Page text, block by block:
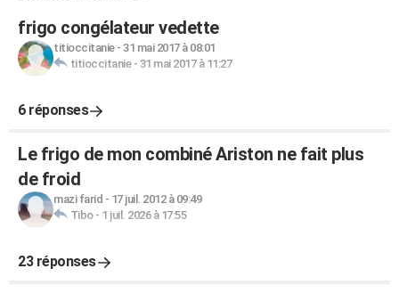
frigo congélateur vedette
titioccitanie- 31 mai 2017 à 08:01
titioccitanie- 31 mai 2017 à 11:27
6 réponses
Le frigo de mon combiné Ariston ne fait plus
de froid
mazi farid - 17 juil. 2012 à 09:49
Tibo- 1 juil. 2026 à 17:55
23 réponses